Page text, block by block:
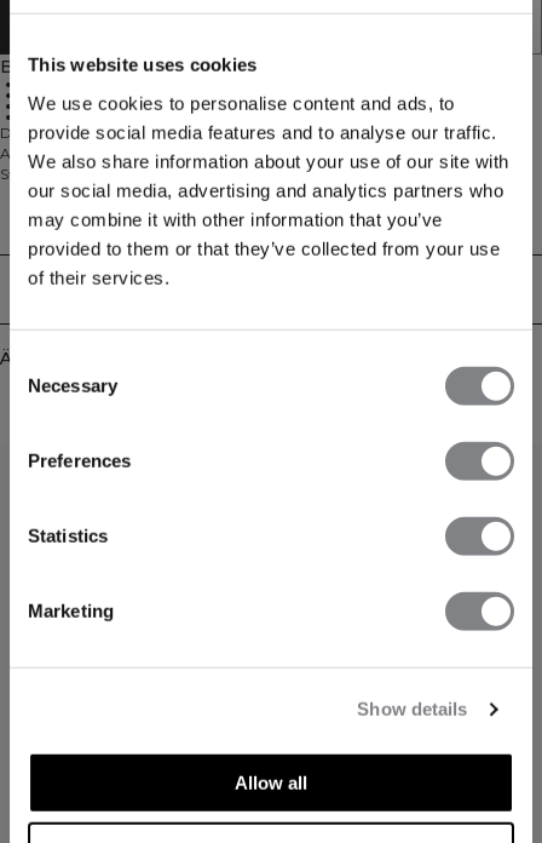
This website uses cookies
We use cookies to personalise content and ads, to
provide social media features and to analyse our traffic.
We also share information about your use of our site with
our social media, advertising and analytics partners who
may combine it with other information that you’ve
provided to them or that they’ve collected from your use
of their services.
Consent
Selection
Necessary
Preferences
Statistics
Marketing
Show details
Allow all
Beschreibung
Taschen
Standard Passform
Die Everyday Sweat Pants sind perfekt für das Training im Fitnessstudio, die
Arbeit oder zum Entspannen zu Hause. Sie bieten den klassischen
Sweathosen-Look mit normaler Passform und bestehen aus einer weichen,
angerauten Mischung aus 60% Baumwolle und 40% Polyester. Mit
praktischen Seitentaschen und einem verstellbaren Kordelzug in der Taille
sorgen sie für einfachen, ganztägigen Komfort. Die Hose verfügt über eine
normale Passform, Kordelzug in der Taille und Seitentaschen für maximalen
Komfort im Alltag.
Technical Aspects
Lieferung & Rückgabe
Ähnliche Produkte